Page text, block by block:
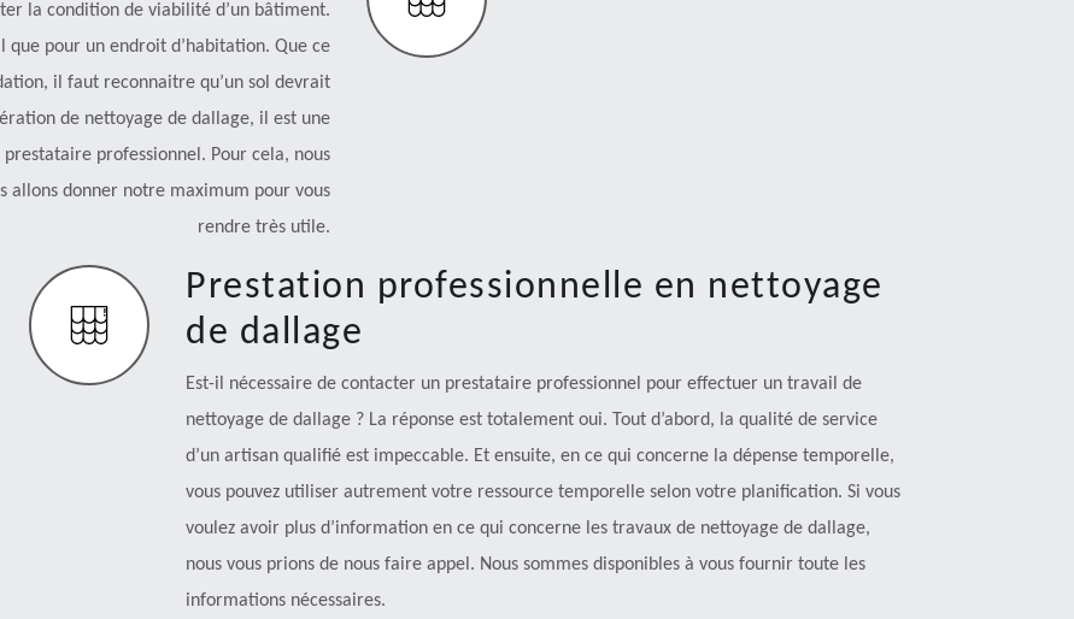
la condition de viabilité d’un bâtiment.
pour un endroit d’habitation. Que ce
il faut reconnaitre qu’un sol devrait
de nettoyage de dallage, il est une
professionnel. Pour cela, nous
allons donner notre maximum pour vous
rendre très utile.
Prestation professionnelle en nettoyage
de dallage
Est-il nécessaire de contacter un prestataire professionnel pour effectuer un travail de
nettoyage de dallage ? La réponse est totalement oui. Tout d’abord, la qualité de service
d’un artisan qualifié est impeccable. Et ensuite, en ce qui concerne la dépense temporelle,
vous pouvez utiliser autrement votre ressource temporelle selon votre planification. Si vous
voulez avoir plus d’information en ce qui concerne les travaux de nettoyage de dallage,
nous vous prions de nous faire appel. Nous sommes disponibles à vous fournir toute les
informations nécessaires.